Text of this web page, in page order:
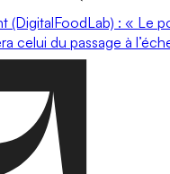
(DigitalFoodLab) : « Le
celui du passage à